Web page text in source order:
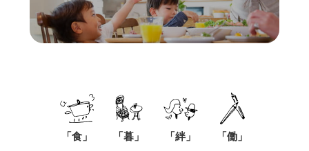
「食」 「暮」 「絆」 「働」